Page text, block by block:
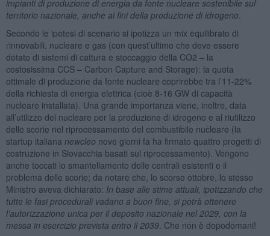
impianti di produzione di energia da fonte nucleare sostenibile sul
territorio nazionale, anche ai fini della produzione di idrogeno
Secondo le ipotesi di scenario si ipotizza un mix equilibrato di
rinnovabili, nucleare e gas (con quest’ultimo che deve essere
dotato di sistemi di cattura e stoccaggio della CO2 – la
costosissima CCS – Carbon Capture and Storage): la quota
ottimale di produzione da fonte nucleare coprirebbe tra l’11-22%
della richiesta di energia elettrica (cioè 8-16 GW di capacità
nucleare installata). Una grande importanza viene, inoltre, data
all’utilizzo del nucleare per la produzione di idrogeno e al riutilizzo
delle scorie nel riprocessamento del combustibile nucleare (la
startup italiana newcleo nove giorni fa ha firmato quattro progetti di
costruzione in Slovacchia basati sul riprocessamento). Vengono
anche toccati lo smantellamento delle centrali esistenti e il
problema delle scorie; da notare che, lo scorso ottobre, lo stesso
Ministro aveva dichiarato: In base alle stime attuali, ipotizzando che
tutte le fasi procedurali vadano a buon fine, si potrà ottenere
l’autorizzazione unica per il deposito nazionale nel 2029, con la
messa in esercizio prevista entro il 2039. Che non è dopodomani!